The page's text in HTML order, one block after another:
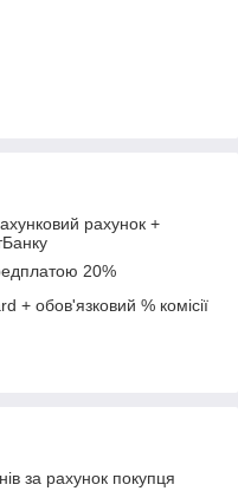
рахунок +
20%
+ обов'язковий % комісії
за рахунок покупця